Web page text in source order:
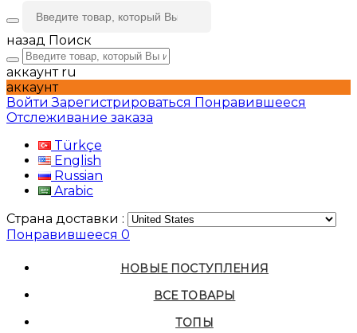
назад Поиск
аккаунт ru
аккаунт
ВойтиЗарегистрироваться Понравившееся
Отслеживание заказа
Türkçe
English
Russian
Arabic
Страна доставки :
Понравившееся 0
НОВЫЕ ПОСТУПЛЕНИЯ
ВСЕ ТОВАРЫ
ТОПЫ